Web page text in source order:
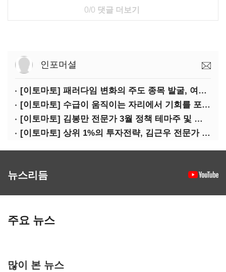
0/0 댓글 더보기
인포머셜
[이토마토] 패러다임 변화의 주도 종목 발굴, 여인수 전문가 투자클럽
[이토마토] 수급이 움직이는 자리에서 기회를 포착하다, 김형일 전문가 투자클럽
[이토마토] 김봉만 전문가 3월 정책 테마주 및 제약 바이오 선취매 전략 아카데미 3/5(목) 2부 진행
[이토마토] 상위 1%의 투자전략, 김근우 전문가 투자클럽에서 확인하세요
뉴스리듬
주요 뉴스
많이 본 뉴스